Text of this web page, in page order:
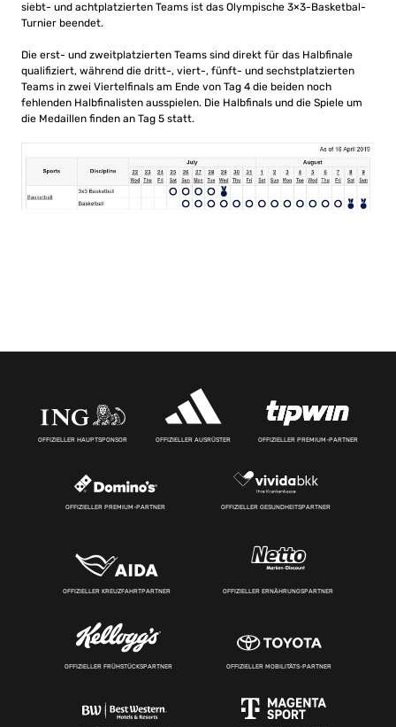
siebt- und achtplatzierten Teams ist das Olympische 3×3-Basketbal-
Turnier beendet.
Die erst- und zweitplatzierten Teams sind direkt für das Halbfinale
qualifiziert, während die dritt-, viert-, fünft- und sechstplatzierten
Teams in zwei Viertelfinals am Ende von Tag 4 die beiden noch
fehlenden Halbfinalisten ausspielen. Die Halbfinals und die Spiele um
die Medaillen finden an Tag 5 statt.
OFFIZIELLER HAUPTSPONSOR OFFIZIELLER AUSRÜSTER OFFIZIELLER PREMIUM-PARTNER
OFFIZIELLER PREMIUM-PARTNER OFFIZIELLER GESUNDHEITSPARTNER
OFFIZIELLER KREUZFAHRTPARTNER OFFIZIELLER ERNÄHRUNGSPARTNER
OFFIZIELLER FRÜHSTÜCKSPARTNER OFFIZIELLER MOBILITÄTS-PARTNER